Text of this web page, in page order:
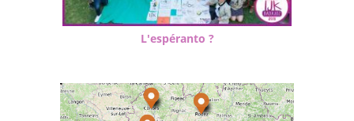
L'espéranto ?